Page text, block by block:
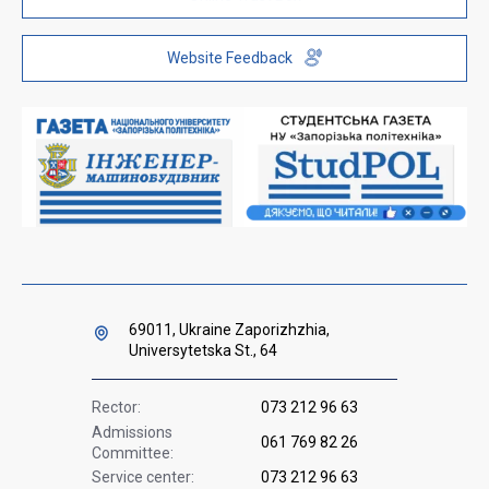
Telephone directory
Institutional repository
Youth Hub "FREETIME"
Ministry of Education and Science of Ukraine
Government hotline 1545
Website Feedback
69011, Ukraine Zaporizhzhia,
Universytetska St., 64
Rector:
073 212 96 63
Admissions
Committee:
061 769 82 26
Service center:
073 212 96 63